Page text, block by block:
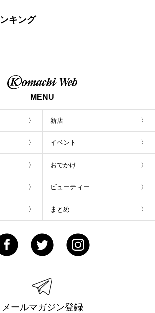
夏休みにおすすめ！新潟で楽しむアクテ
ィビティスポット20選
夏のおでかけにおすすめ！新潟のバーベ
キュースポット11選